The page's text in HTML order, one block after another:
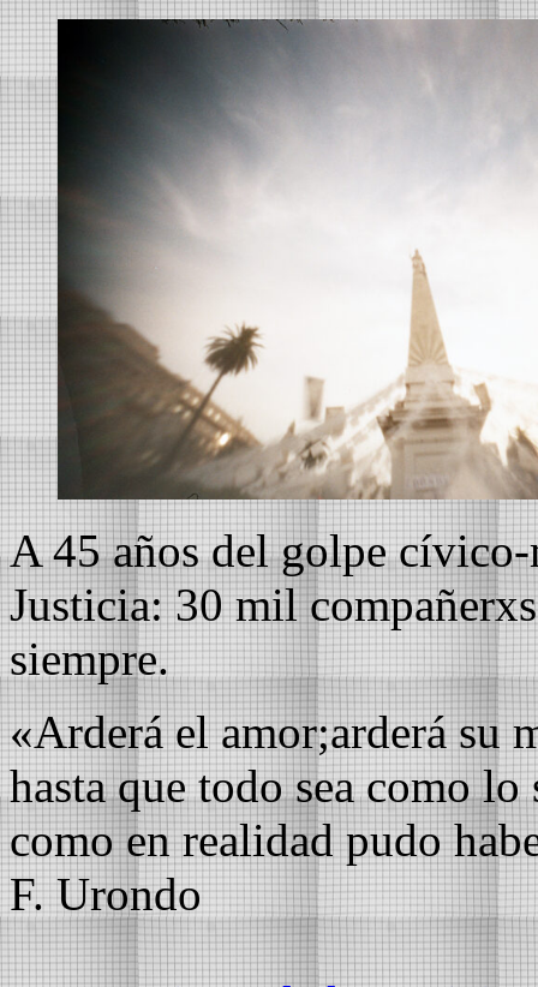
A 45 años del golpe
Justicia: 30 mil
siempre.
«Arderá el amor;arderá su
hasta que todo sea como lo
como en realidad pudo
F. Urondo